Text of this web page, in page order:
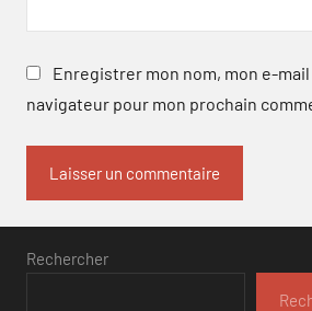
Enregistrer mon nom, mon e-
navigateur pour mon prochain
Rechercher